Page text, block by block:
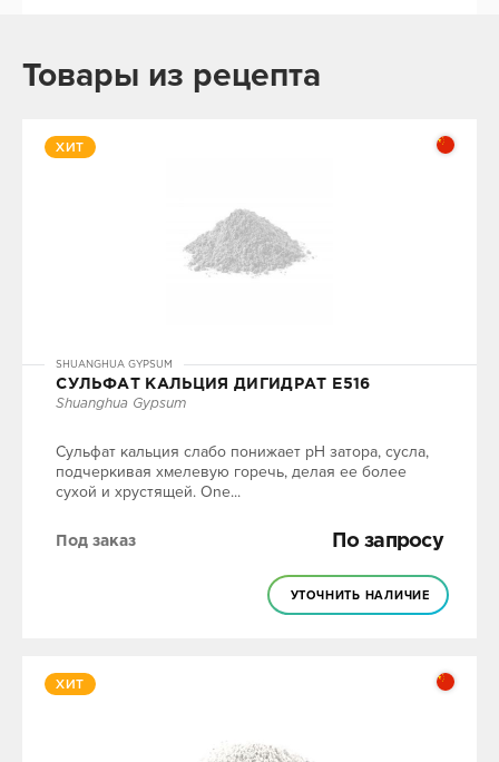
Товары из рецепта
ХИТ
SHUANGHUA GYPSUM
СУЛЬФАТ КАЛЬЦИЯ ДИГИДРАТ Е516
Shuanghua Gypsum
Сульфат кальция слабо понижает pH затора, сусла,
подчеркивая хмелевую горечь, делая ее более
сухой и хрустящей. One...
Под заказ По запросу
УТОЧНИТЬ НАЛИЧИЕ
ХИТ